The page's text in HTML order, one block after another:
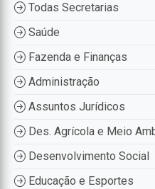
Todas Secretarias
Saúde
Fazenda e Finanças
Administração
Assuntos Jurídicos
Des. Agrícola e Meio
Desenvolvimento Social
Educação e Esportes